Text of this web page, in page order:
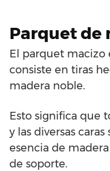
Parquet de
El parquet macizo
consiste en tiras
madera noble.
Esto significa que
y las diversas
esencia de
de soporte.